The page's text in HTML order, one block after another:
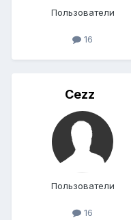
Пользователи
16
Cezz
Пользователи
16